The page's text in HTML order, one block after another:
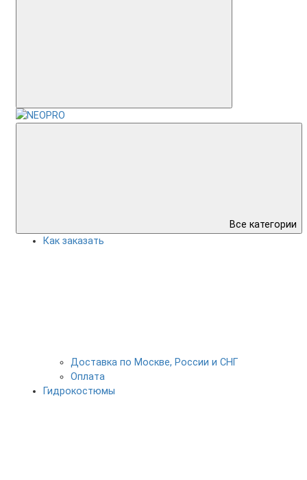
Все категории
Как заказать
Доставка по Москве, России и СНГ
Оплата
Гидрокостюмы